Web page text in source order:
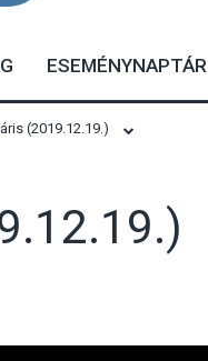
ESEMÉNYNAPTÁR
(2019.12.19.)